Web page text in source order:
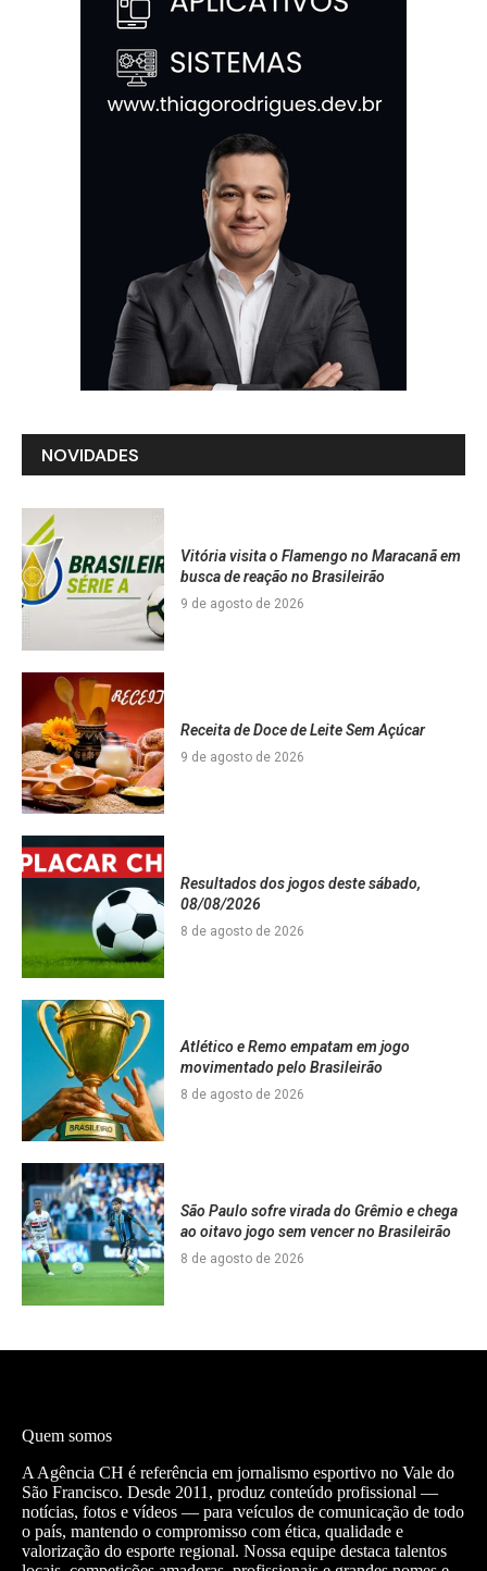
NOVIDADES
Vitória visita o Flamengo no Maracanã em
busca de reação no Brasileirão
9 de agosto de 2026
Receita de Doce de Leite Sem Açúcar
9 de agosto de 2026
Resultados dos jogos deste sábado,
08/08/2026
8 de agosto de 2026
Atlético e Remo empatam em jogo
movimentado pelo Brasileirão
8 de agosto de 2026
São Paulo sofre virada do Grêmio e chega
ao oitavo jogo sem vencer no Brasileirão
8 de agosto de 2026
Quem somos
A Agência CH é referência em jornalismo esportivo no Vale do
São Francisco. Desde 2011, produz conteúdo profissional —
notícias, fotos e vídeos — para veículos de comunicação de todo
o país, mantendo o compromisso com ética, qualidade e
valorização do esporte regional. Nossa equipe destaca talentos